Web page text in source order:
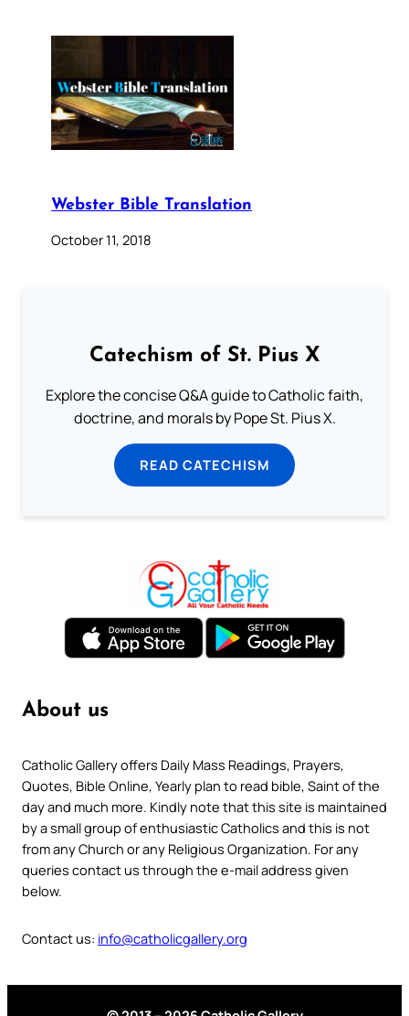
Webster Bible Translation
October 11, 2018
Catechism of St. Pius X
Explore the concise Q&A guide to Catholic faith,
doctrine, and morals by Pope St. Pius X.
READ CATECHISM
About us
Catholic Gallery offers Daily Mass Readings, Prayers,
Quotes, Bible Online, Yearly plan to read bible, Saint of the
day and much more. Kindly note that this site is maintained
by a small group of enthusiastic Catholics and this is not
from any Church or any Religious Organization. For any
queries contact us through the e-mail address given
below.
Contact us: info@catholicgallery.org